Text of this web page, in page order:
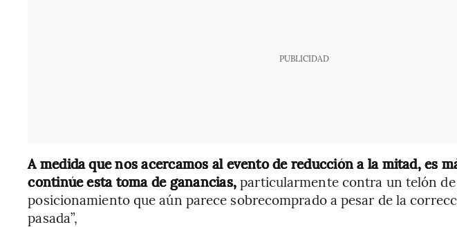
PUBLICIDAD
A medida que nos acercamos al evento de reducción a la mitad, es
continúe esta toma de ganancias,particularmente contra un telón
posicionamiento que aún parece sobrecomprado a pesar de la
pasada”,